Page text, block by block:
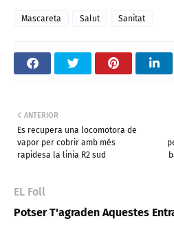
Mascareta Salut Sanitat
ANTERIOR
Es recupera una locomotora de
vapor per cobrir amb més
rapidesa la linia R2 sud
EL Foll
Potser T'agraden Aquestes